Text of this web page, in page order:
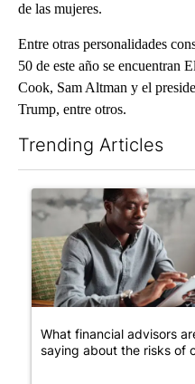
de las mujeres.
Entre otras personalidades
50 de este año se encuentran
Cook, Sam Altman y el
Trump, entre otros.
Trending Articles
A trending article titled
What financial advisors
saying about the risks of